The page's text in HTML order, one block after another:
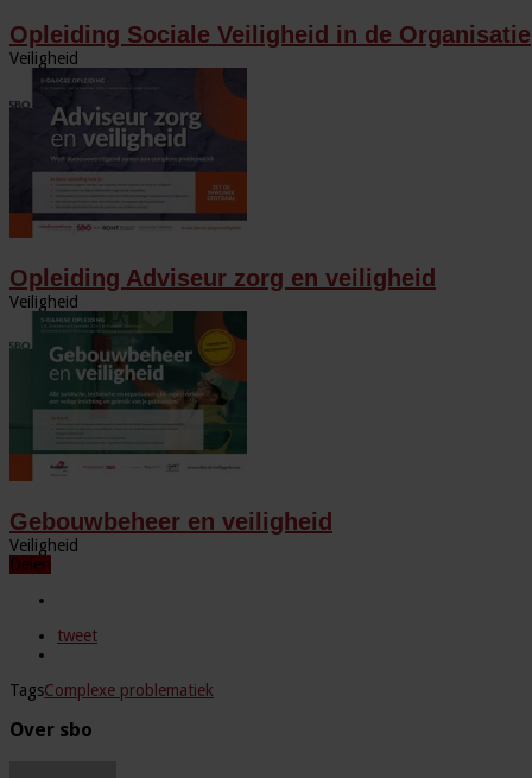
Opleiding Sociale Veiligheid in de Organisatie
Veiligheid
Opleiding Adviseur zorg en veiligheid
Veiligheid
Gebouwbeheer en veiligheid
Veiligheid
Delen
tweet
TagsComplexe problematiek
Over sbo